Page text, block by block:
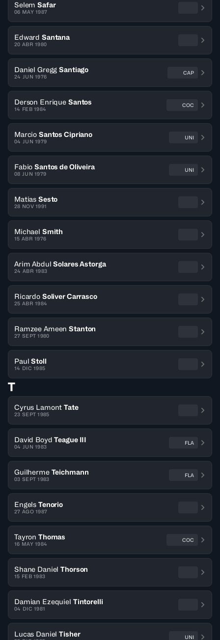
Selem Safar
06 MAY 1987
Edward Santana
20 ABR 1980
Daniel Gregg Santiago
24 JUN 1976
CAP
Derson Enrique Santos
14 FEB 1984
COC
Marcio Santos Cipriano
04 JUN 1979
UNI
Fabio Santos de Oliveira
08 JUN 1979
UNI
Matias Sesto
28 NOV 1991
Michael Smith
15 ABR 1976
Arim Abdul Solares Astorga
24 ABR 1983
Ricardo Soliver Carrasco
25 ABR 1984
Ramzee Ameen Stanton
27 SEPT 1980
Paul Stoll
14 DIC 1985
T
Cyrus Lamont Tate
23 SEPT 1985
David Boyd Teague III
04 JUN 1983
FLA
Guilherme Teichmann
03 SEPT 1983
FLA
Engels Tenorio
27 AGO 1987
Tayron Thomas
16 MAY 1984
COC
Shane Daniel Thorson
15 FEB 1983
Damian Ezequiel Tintorelli
04 DIC 1981
Lucas Daniel Tisher UNI